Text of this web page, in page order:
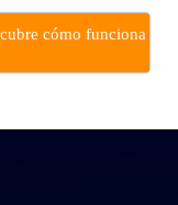
cómo funciona